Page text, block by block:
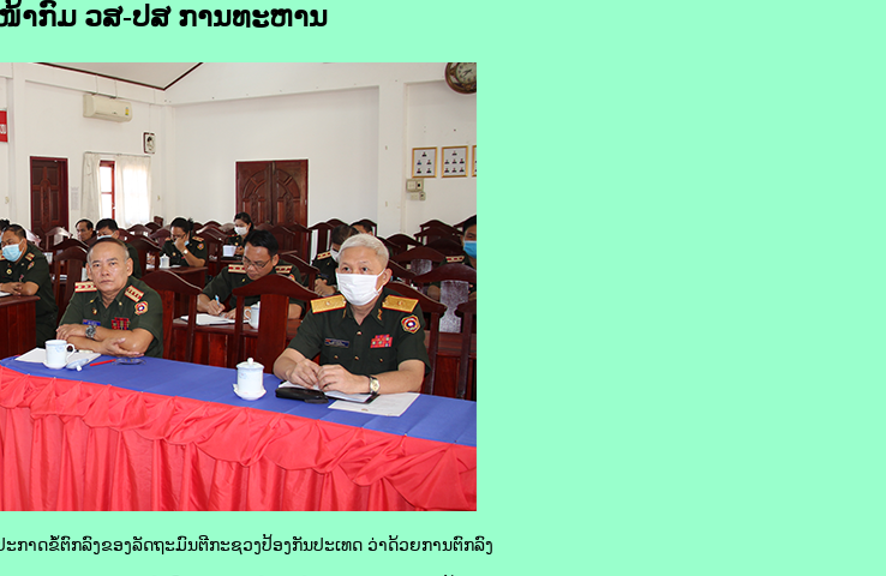
າກົມ ວສ-ປສ ການທະຫານ
າດຂໍ້ຕົກລົງຂອງລັດຖະມົນຕີກະຊວງປ້ອງກັນປະເທດ ວ່າດ້ວຍການຕົກລົງ